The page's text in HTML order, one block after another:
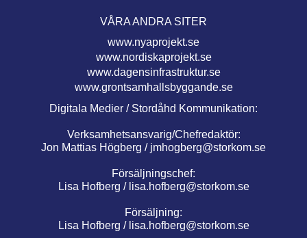
VÅRA ANDRA SITER
www.nyaprojekt.se
www.nordiskaprojekt.se
www.dagensinfrastruktur.se
www.grontsamhallsbyggande.se
Digitala Medier / Stordåhd Kommunikation:
Verksamhetsansvarig/Chefredaktör:
Jon Mattias Högberg / jmhogberg@storkom.se
Försäljningschef:
Lisa Hofberg / lisa.hofberg@storkom.se
Försäljning:
Lisa Hofberg / lisa.hofberg@storkom.se